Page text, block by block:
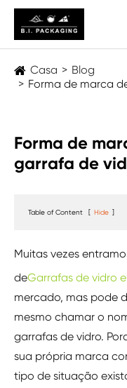
Casa
Blog
Forma de marca
Forma de
garrafa de
Table of Content [ Hide ]
Muitas vezes
deGarrafas de vidro
mercado, mas pode
mesmo chamar o
garrafas de vidro.
sua própria marca
tipo de situação